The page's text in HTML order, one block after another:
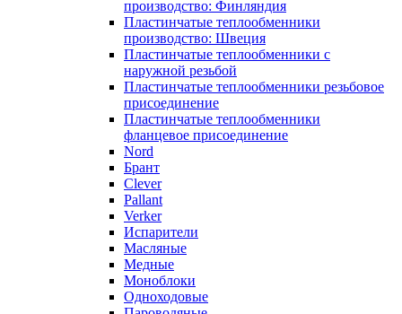
производство: Финляндия
Пластинчатые теплообменники
производство: Швеция
Пластинчатые теплообменники с
наружной резьбой
Пластинчатые теплообменники резьбовое
присоединение
Пластинчатые теплообменники
фланцевое присоединение
Nord
Брант
Clever
Pallant
Verker
Испарители
Масляные
Медные
Моноблоки
Одноходовые